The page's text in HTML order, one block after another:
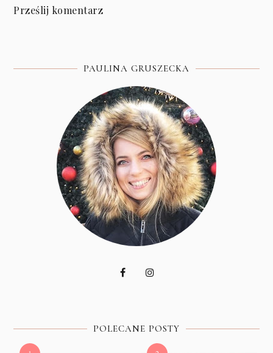
Prześlij komentarz
PAULINA GRUSZECKA
POLECANE POSTY